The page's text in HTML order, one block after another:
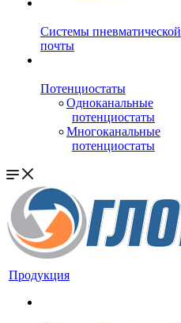
Системы пневматической
почты
Потенциостаты
Одноканальные
потенциостаты
Многоканальные
потенциостаты
Продукция